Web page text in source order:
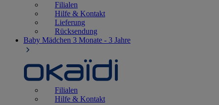
Filialen
Hilfe & Kontakt
Lieferung
Rücksendung
Baby Mädchen 3 Monate - 3 Jahre
Filialen
Hilfe & Kontakt